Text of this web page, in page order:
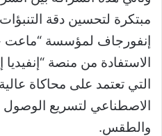
مبتكرة لتحسين دقة
إنفورجاف لمؤسسة “ماعت
التي تعتمد على محاكاة
الاصطناعي لتسريع الوصول
والطقس.